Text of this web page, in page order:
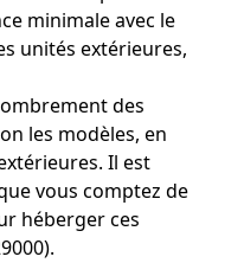
minimale avec le
unités extérieures,
des
les modèles, en
Il est
vous comptez de
héberger ces